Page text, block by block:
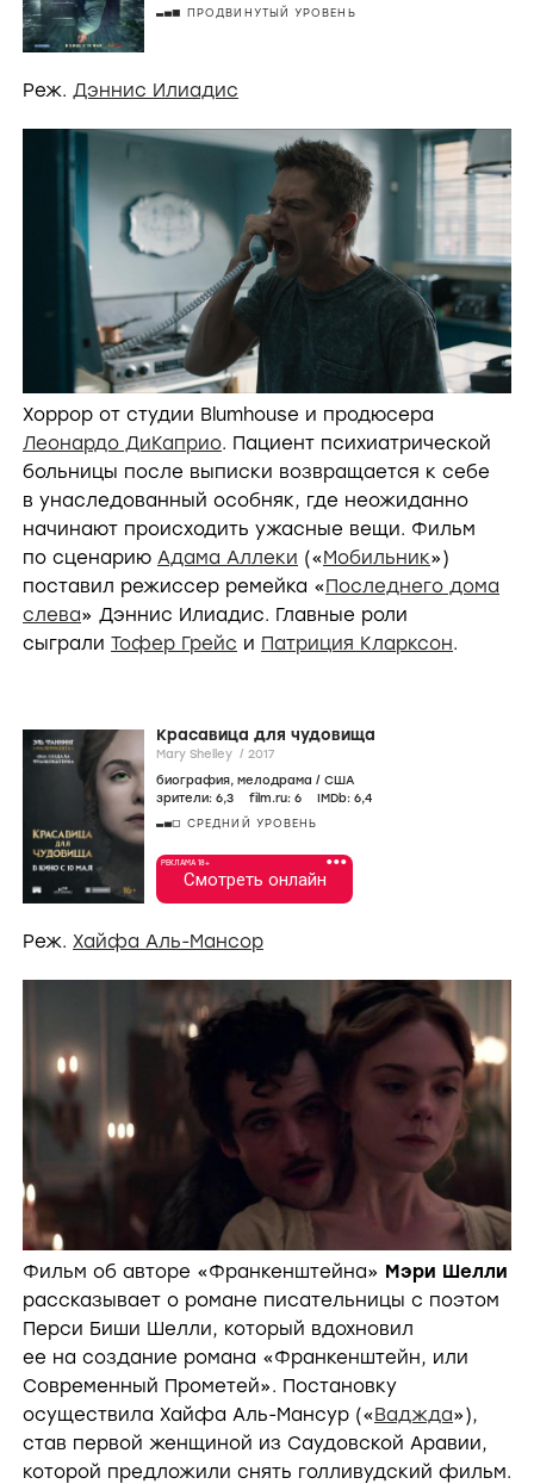
ПРОДВИНУТЫЙ УРОВЕНЬ
Реж. Дэннис Илиадис
Хоррор от студии Blumhouse и продюсера
Леонардо ДиКаприо. Пациент психиатрической
больницы после выписки возвращается к себе
в унаследованный особняк, где неожиданно
начинают происходить ужасные вещи. Фильм
по сценарию Адама Аллеки («Мобильник»)
поставил режиссер ремейка «Последнего дома
слева» Дэннис Илиадис. Главные роли
сыграли Тофер Грейс и Патриция Кларксон.
Красавица для чудовища
Mary Shelley / 2017
биография, мелодрама / США
зрители: 6,3 film.ru: 6 IMDb: 6,4
СРЕДНИЙ УРОВЕНЬ
•••
РЕКЛАМА 18+
Смотреть онлайн
Реж. Хайфа Аль-Мансор
Фильм об авторе «Франкенштейна» Мэри Шелли
рассказывает о романе писательницы с поэтом
Перси Биши Шелли, который вдохновил
ее на создание романа «Франкенштейн, или
Современный Прометей». Постановку
осуществила Хайфа Аль-Мансур («Ваджда»),
став первой женщиной из Саудовской Аравии,
которой предложили снять голливудский фильм.